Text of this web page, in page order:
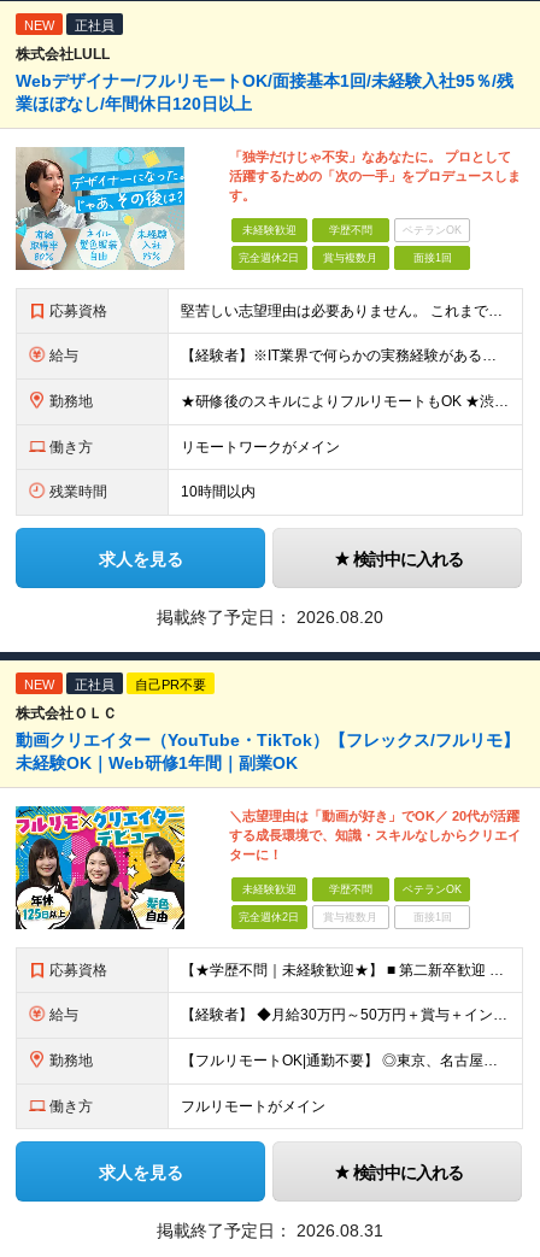
NEW 正社員
株式会社LULL
Webデザイナー/フルリモートOK/面接基本1回/未経験入社95％/残
業ほぼなし/年間休日120日以上
「独学だけじゃ不安」なあなたに。 プロとして
活躍するための「次の一手」をプロデュースしま
す。
未経験歓迎 学歴不問 ベテランOK
完全週休2日 賞与複数月 面接1回
応募資格 堅苦しい志望理由は必要ありません。 これまでの経験や経歴よりも、私たちは“これから”を重視します。 ★学歴・経歴不問 ★完全未経験OK ★社会人デビュー歓迎 ★第二新卒OK ＼当てはまる方はぜひご
給与 【経験者】※IT業界で何らかの実務経験がある方 月給35万円～＋業績賞与＋交通費＋各種手当 ※固定残業代（30時間分／6万6,610円～）を含む。超過分は追加支給。 能力やスキルを考慮し、初任給を決定
勤務地 ★研修後のスキルによりフルリモートもOK ★渋谷駅徒歩2分！100席の新しいコワーキングスペース完備 ★本社、東京都、神奈川県、埼玉県、千葉県などのプロジェクト先 【本社】 東京都渋谷区渋谷3-10
働き方 リモートワークがメイン
残業時間 10時間以内
求人を見る 検討中に入れる
掲載終了予定日： 2026.08.20
NEW 正社員 自己PR不要
株式会社ＯＬＣ
動画クリエイター（YouTube・TikTok）【フレックス/フルリモ】
未経験OK｜Web研修1年間｜副業OK
＼志望理由は「動画が好き」でOK／ 20代が活躍
する成長環境で、知識・スキルなしからクリエイ
ターに！
未経験歓迎 学歴不問 ベテランOK
完全週休2日 賞与複数月 面接1回
応募資格 【★学歴不問｜未経験歓迎★】 ■ 第二新卒歓迎 ■ フリーター・社会人未経験OK ■ 動画編集経験は一切不問！ ■ タイピングが苦手でもOK！ ＼3つ以上当てはまった方はぜひご応募を／ □ 日
給与 【経験者】 ◆月給30万円～50万円＋賞与＋インセンティブ＋残業代全額支給 【未経験者】 ◆北海道エリア： 月給20万7,984円～＋賞与＋インセンティブ＋残業代全額支給 ◆東北エリア(青森
勤務地 【フルリモートOK|通勤不要】 ◎東京、名古屋、大阪、福岡を中心とした全国のプロジェクト先にて好きな場所で働けます！ ◆本社 東京都渋谷区道玄坂1-12-1 渋谷マークシティ22F ※未経験者は各
働き方 フルリモートがメイン
求人を見る 検討中に入れる
掲載終了予定日： 2026.08.31